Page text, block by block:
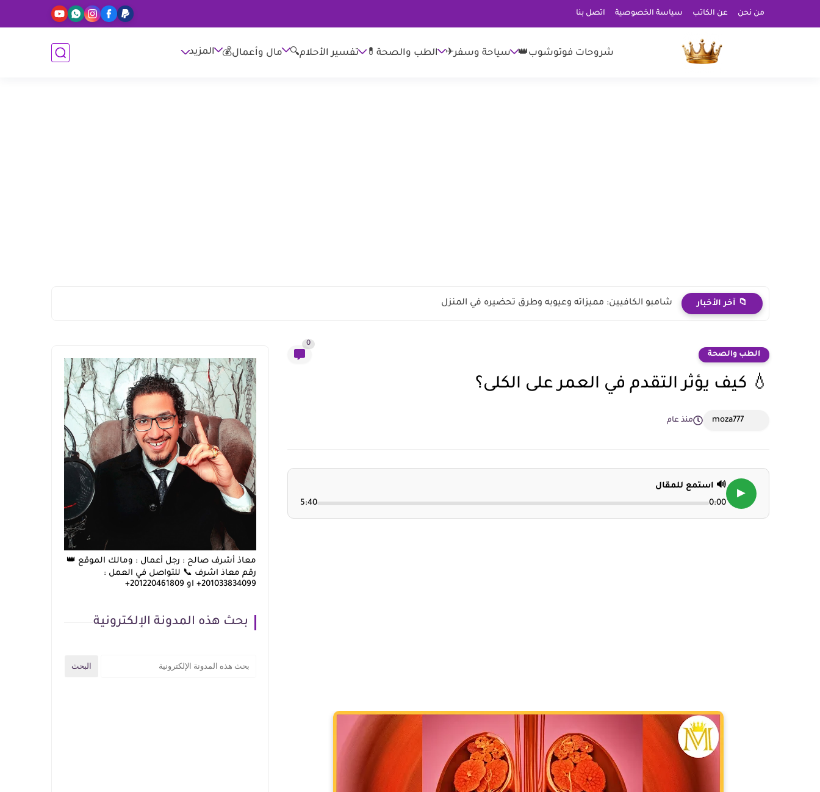
من نحن عن الكاتب سياسة الخصوصية اتصل بنا
شروحات فوتوشوب👑 سياحة وسفر✈ الطب والصحة💊 تفسير الأحلام🔍 مال وأعمال💰 المزيد
📁 آخر الأخبار شامبو الكافيين: مميزاته وعيوبه وطرق تحضيره في المنزل
الطب والصحة
0
💧 كيف يؤثر التقدم في العمر على الكلى؟
moza777 منذ عام
▶
🔊 استمع للمقال
0:00
5:40
معاذ أشرف صالح : رجل أعمال : ومالك الموقع 👑
رقم معاذ اشرف 📞 للتواصل في العمل :
201033834099+ او 201220461809+
بحث هذه المدونة الإلكترونية